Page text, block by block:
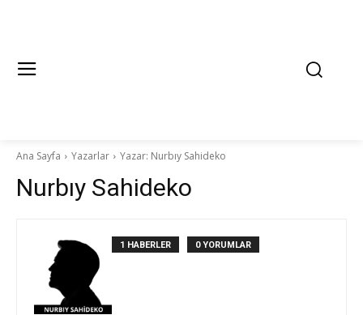
Ana Sayfa Yazarlar Yazar: Nurbıy Sahideko
Nurbıy Sahideko
1 HABERLER 0 YORUMLAR